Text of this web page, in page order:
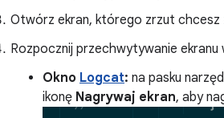
Otwórz ekran, którego zrzut chcesz
Rozpocznij przechwytywanie ekranu
Okno Logcat: na pasku
ikonę Nagrywaj ekran, aby